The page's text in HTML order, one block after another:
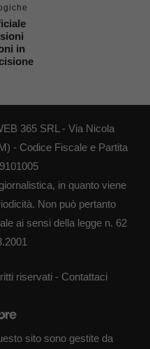
in
365 SRL - Via Nicola
- Codice Fiscale e Partita
in quanto viene
Non può pertanto
ai sensi della legge n. 62
riservati - Contattaci
sito sono gestite da